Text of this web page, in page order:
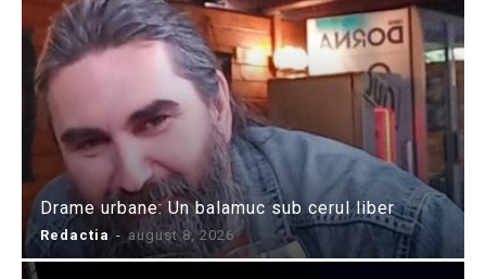
Drame urbane: Un balamuc sub cerul liber
Redactia - august 8, 2026